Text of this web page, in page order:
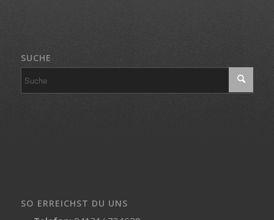
SUCHE
SO ERREICHST DU UNS